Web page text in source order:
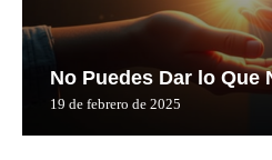
No Puedes Dar lo Que
19 de febrero de 2025